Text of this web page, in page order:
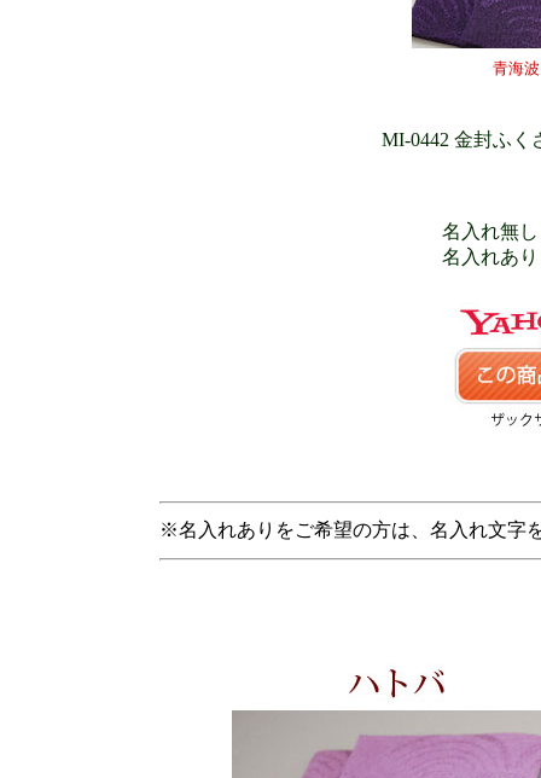
青海
MI-0442 金封ふく
名入れ無
名入れあ
※名入れありをご希望の方は、名入れ文字